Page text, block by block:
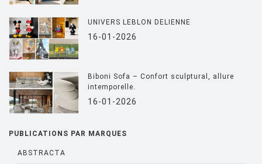
UNIVERS LEBLON DELIENNE
16-01-2026
Biboni Sofa – Confort sculptural, allure
intemporelle.
16-01-2026
PUBLICATIONS PAR MARQUES
ABSTRACTA